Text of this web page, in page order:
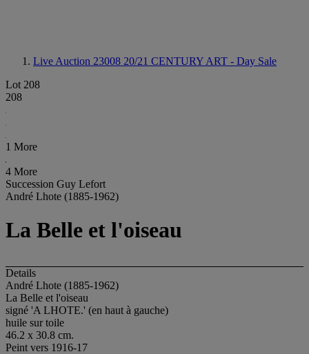
Live Auction 23008 20/21 CENTURY ART - Day Sale
Lot 208
208
1 More
4 More
Succession Guy Lefort
André Lhote (1885-1962)
La Belle et l'oiseau
Details
André Lhote (1885-1962)
La Belle et l'oiseau
signé 'A LHOTE.' (en haut à gauche)
huile sur toile
46.2 x 30.8 cm.
Peint vers 1916-17